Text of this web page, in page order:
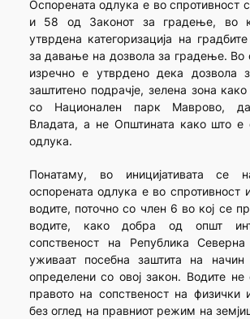
Оспорената одлука е во спротивност
и 58 од Законот за градење, во
утврдена категоризација на
за давање на дозвола за градење. Во
изречно е утврдено дека дозвола
заштитено подрачје, зелена зона
со Национален парк Маврово,
Владата, а не Општината како што е
одлука.
Понатаму, во иницијативата се
оспорената одлука е во спротивност
водите, поточно со член 6 во кој се
водите, како добра од општ
сопственост на Република
уживаат посебна заштита на
определени со овој закон. Водите
правото на сопственост на физички
без оглед на правниот режим на